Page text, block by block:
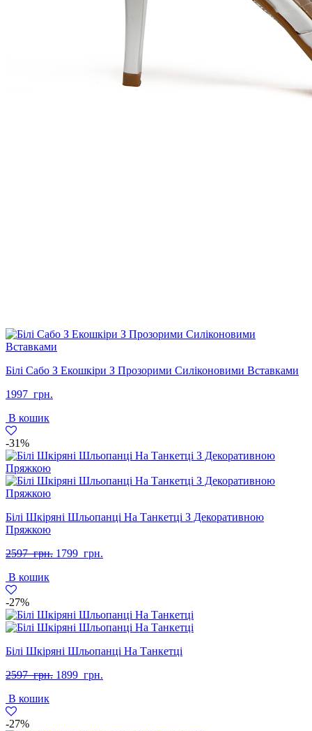
Білі Сабо З Екошкіри З Прозорими Силіконовими Вставками
1997 грн.
В кошик
-31%
Білі Шкіряні Шльопанці На Танкетці З Декоративною
Пряжкою
2597 грн. Оригінальна
1799 грн.
В кошик
-27%
Білі Шкіряні Шльопанці На Танкетці
2597 грн. Оригінальна
1899 грн.
В кошик
-27%